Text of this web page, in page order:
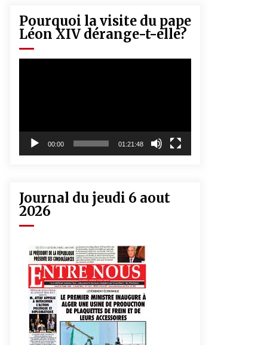
Pourquoi la visite du pape
Léon XIV dérange-t-elle?
00:00 01:21:48
Journal du jeudi 6 aout
2026